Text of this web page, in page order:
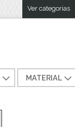
Ver categorias
MATERIAL